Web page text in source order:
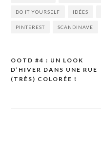
DO IT YOURSELF IDÉES
PINTEREST SCANDINAVE
Navigation
de
OOTD #4 : UN LOOK
D’HIVER DANS UNE RUE
(TRÈS) COLORÉE !